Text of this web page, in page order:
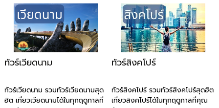
ทัวร์เวียดนาม
ทัวร์เวียดนาม รวมทัวร์เวียดนามสุด
ฮิต เที่ยวเวียดนามได้ในทุกฤดูกาลที่
ทัวร์สิงคโปร์
ทัวร์สิงคโปร์ รวมทัวร์สิงคโปร์สุดฮิต
เที่ยวสิงคโปร์ได้ในทุกฤดูกาลที่คุณ